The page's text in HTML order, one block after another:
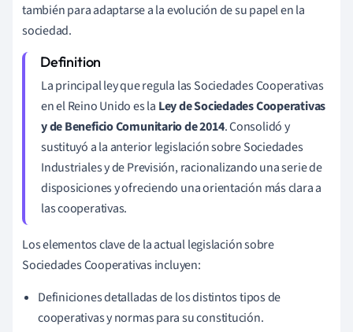
también para adaptarse a la evolución de su papel en la
sociedad.
La principal ley que regula las Sociedades Cooperativas
en el Reino Unido es la Ley de Sociedades Cooperativas
y de Beneficio Comunitario de 2014. Consolidó y
sustituyó a la anterior legislación sobre Sociedades
Industriales y de Previsión, racionalizando una serie de
disposiciones y ofreciendo una orientación más clara a
las cooperativas.
Los elementos clave de la actual legislación sobre
Sociedades Cooperativas incluyen:
Definiciones detalladas de los distintos tipos de
cooperativas y normas para su constitución.